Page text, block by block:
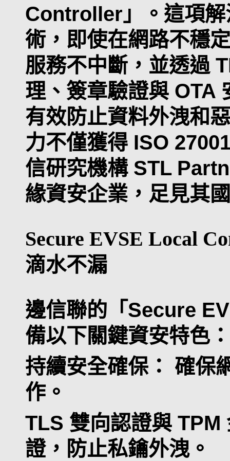
Controller」。這項解
術，即使在網路不穩
服務不中斷，並透過
理、簽章驗證與 OTA
有效防止資料外洩和
力不僅獲得 ISO
信研究機構 STL
緣資安企業，足見其
Secure EVSE Local
滴水不漏
邊信聯的「Secure
備以下關鍵資安特色：
持續安全確保： 確保
作。
TLS 雙向認證與 TPM
證，防止私鑰外洩。